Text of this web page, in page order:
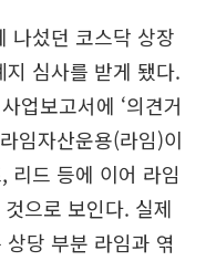
나섰던 코스닥 상장
심사를 받게 됐다.
업보고서에 ‘의견거
임자산운용(라임)이
리드 등에 이어 라임
으로 보인다. 실제
당 부분 라임과 엮